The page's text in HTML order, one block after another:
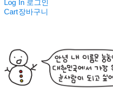
Log In 로그인
Cart장바구니